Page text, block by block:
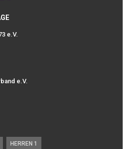
e.V.
e.V.
HERREN 1